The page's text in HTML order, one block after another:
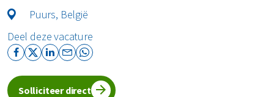
Solliciteer direct
Puurs, België
Deel deze vacature